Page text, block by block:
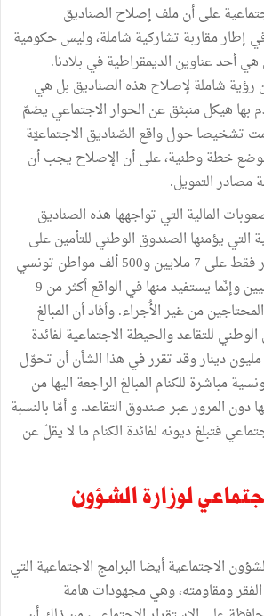
علىأنملف إصلاح الصناديق
إطارمقاربة تشاركية شاملة،وليسحكومية
هيأحدعناوين الديمقراطيةفي بلادنا.
رؤية شاملة لإصلاح هذه الصناديق بل هي
بها هيكلمنبثقعن الحوارالاجتماعي يضمّ
تشخيصاحولواقع الصّناديق الاجتماعيّة
خطةوطنية،علىأن الإصلاح يجبأن
مصادرالتمويل.
المالية التي تواجهها هذه الصناديق
التي يؤمنها الصندوق الوطني للتأمينعلى
فقطعلى 7ملايينو500 ألفمواطن تونسي
وإنّما يستفيدمنهافي الواقعأكثرمن 9
المحتاجينمنغيرالأُجراء.وأفادأن المبالغ
الوطني للتقاعدوالحيطة الاجتماعية لفائدة
مليونديناروقدتقررفي هذا الشأنأن تحوّل
مباشرة للكنام المبالغ الراجعة اليهامن
دون المرورعبرصندوق التقاعد.وأمّا بالنسبة
فتبلغديونه لفائدة الكنامما لايقلّعن
لوزارة الشؤون
الاجتماعيةأيضا البرامج الاجتماعية التي
الفقرومقاومته،وهيمجهودات هامة